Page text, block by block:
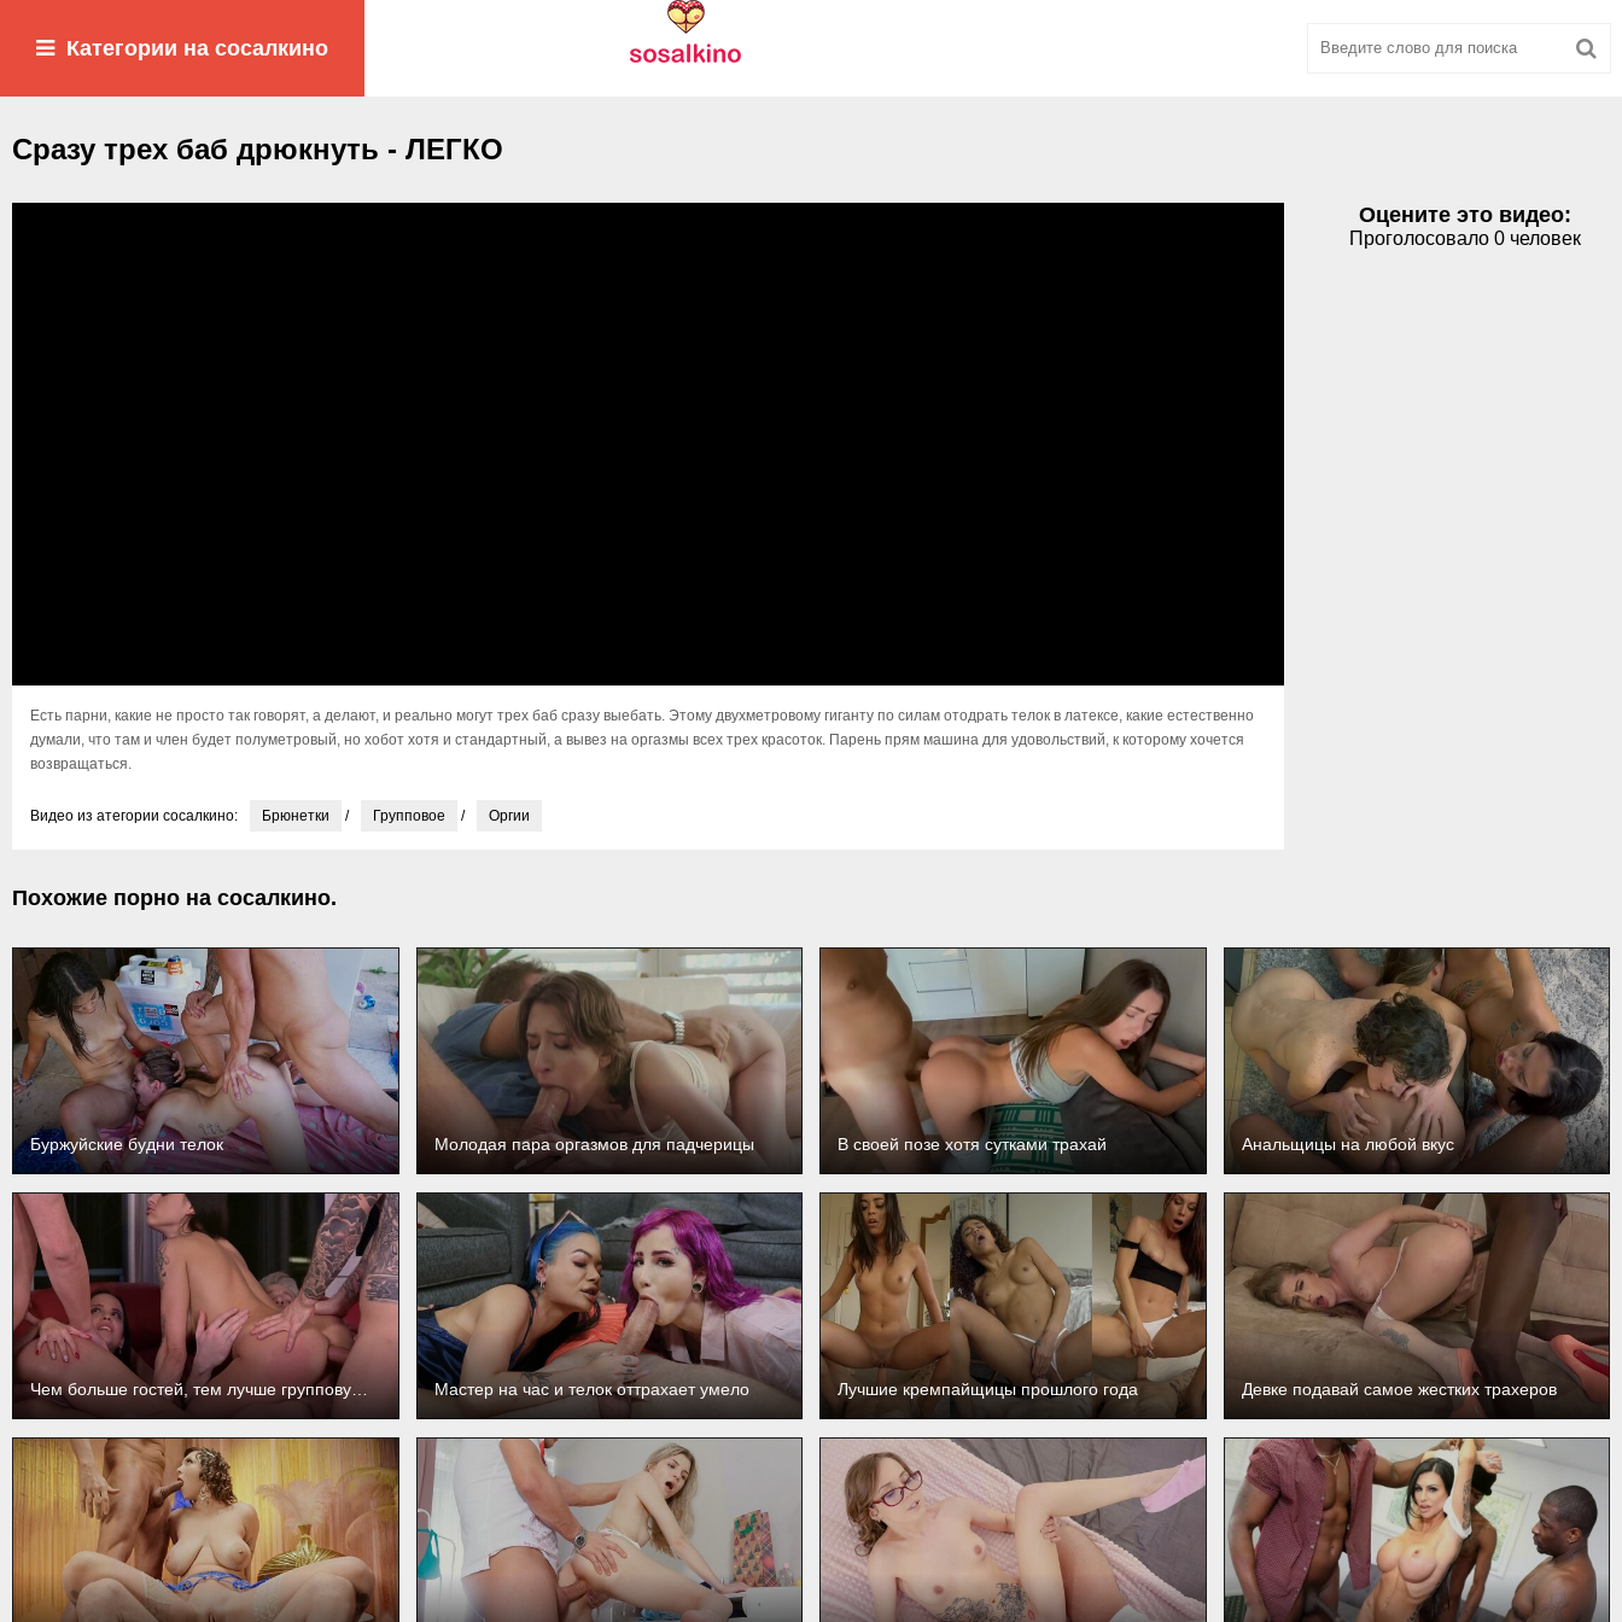
Категории на сосалкино
Сразу трех баб дрюкнуть - ЛЕГКО
Есть парни, какие не просто так говорят, а делают, и реально могут трех баб сразу выебать. Этому двухметровому гиганту по силам отодрать телок в латексе, какие естественно
думали, что там и член будет полуметровый, но хобот хотя и стандартный, а вывез на оргазмы всех трех красоток. Парень прям машина для удовольствий, к которому хочется
возвращаться.
Видео из атегории сосалкино: Брюнетки / Групповое / Оргии
Оцените это видео:
Проголосовало 0 человек
Похожие порно на сосалкино.
Буржуйские будни телок Молодая пара оргазмов для падчерицы В своей позе хотя сутками трахай Анальщицы на любой вкус
Мастер на час и телок оттрахает умело Лучшие кремпайщицы прошлого года Девке подавай самое жестких трахеров